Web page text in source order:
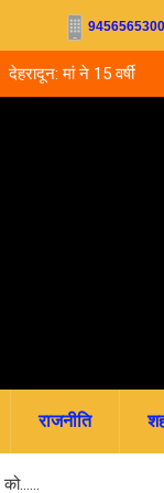
9456565300
की झूठी कहानी
राजनीति
को……